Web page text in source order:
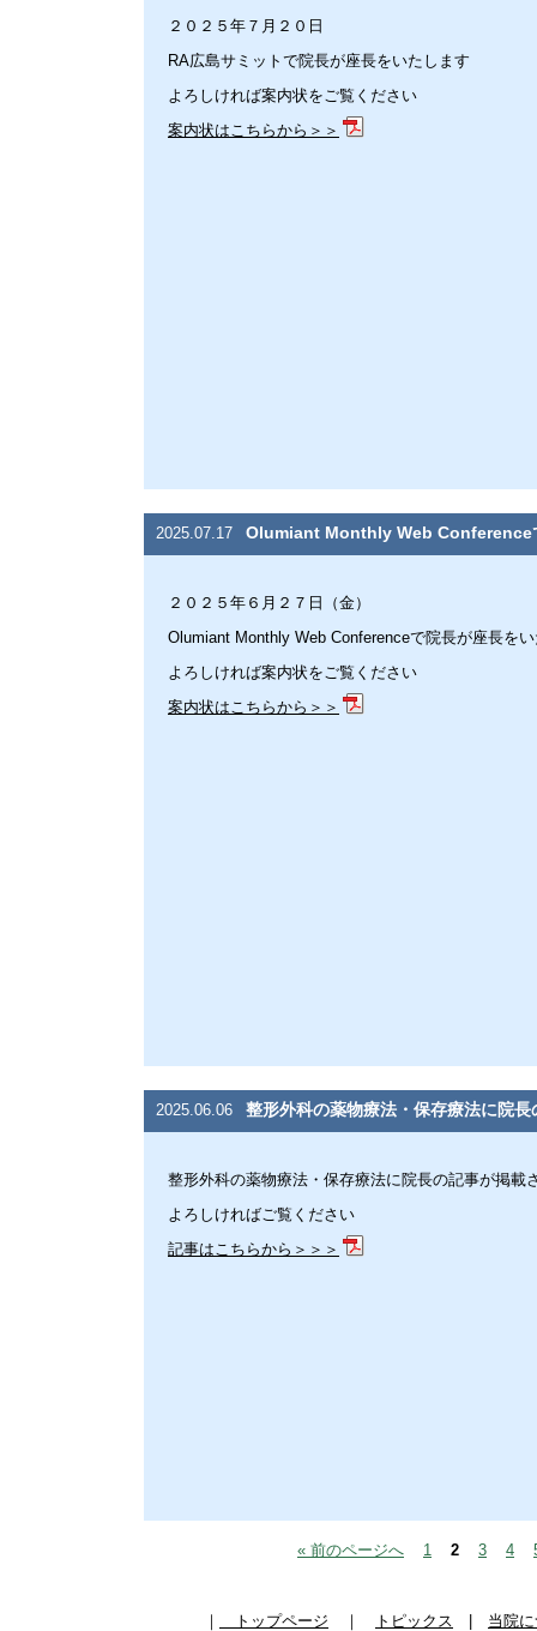
２０２５年７月２０日
RA広島サミットで院長が座長をいたします
よろしければ案内状をご覧ください
案内状はこちらから＞＞
2025.07.17 Olumiant Monthly Web Conference
２０２５年６月２７日（金）
Olumiant Monthly Web Conferenceで院長が座長を
よろしければ案内状をご覧ください
案内状はこちらから＞＞
2025.06.06 整形外科の薬物療法・保存療法に院
整形外科の薬物療法・保存療法に院長の記事が掲載
よろしければご覧ください
記事はこちらから＞＞＞
« 前のページへ 1 2 3 4
｜ トップページ ｜ トピックス 当院